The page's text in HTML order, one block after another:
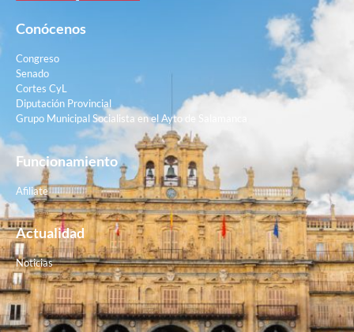
Conócenos
Congreso
Senado
Cortes CyL
Diputación Provincial
Grupo Municipal Socialista en el Ayto de Salamanca
Funcionamiento
Afiliate
Actualidad
Noticias